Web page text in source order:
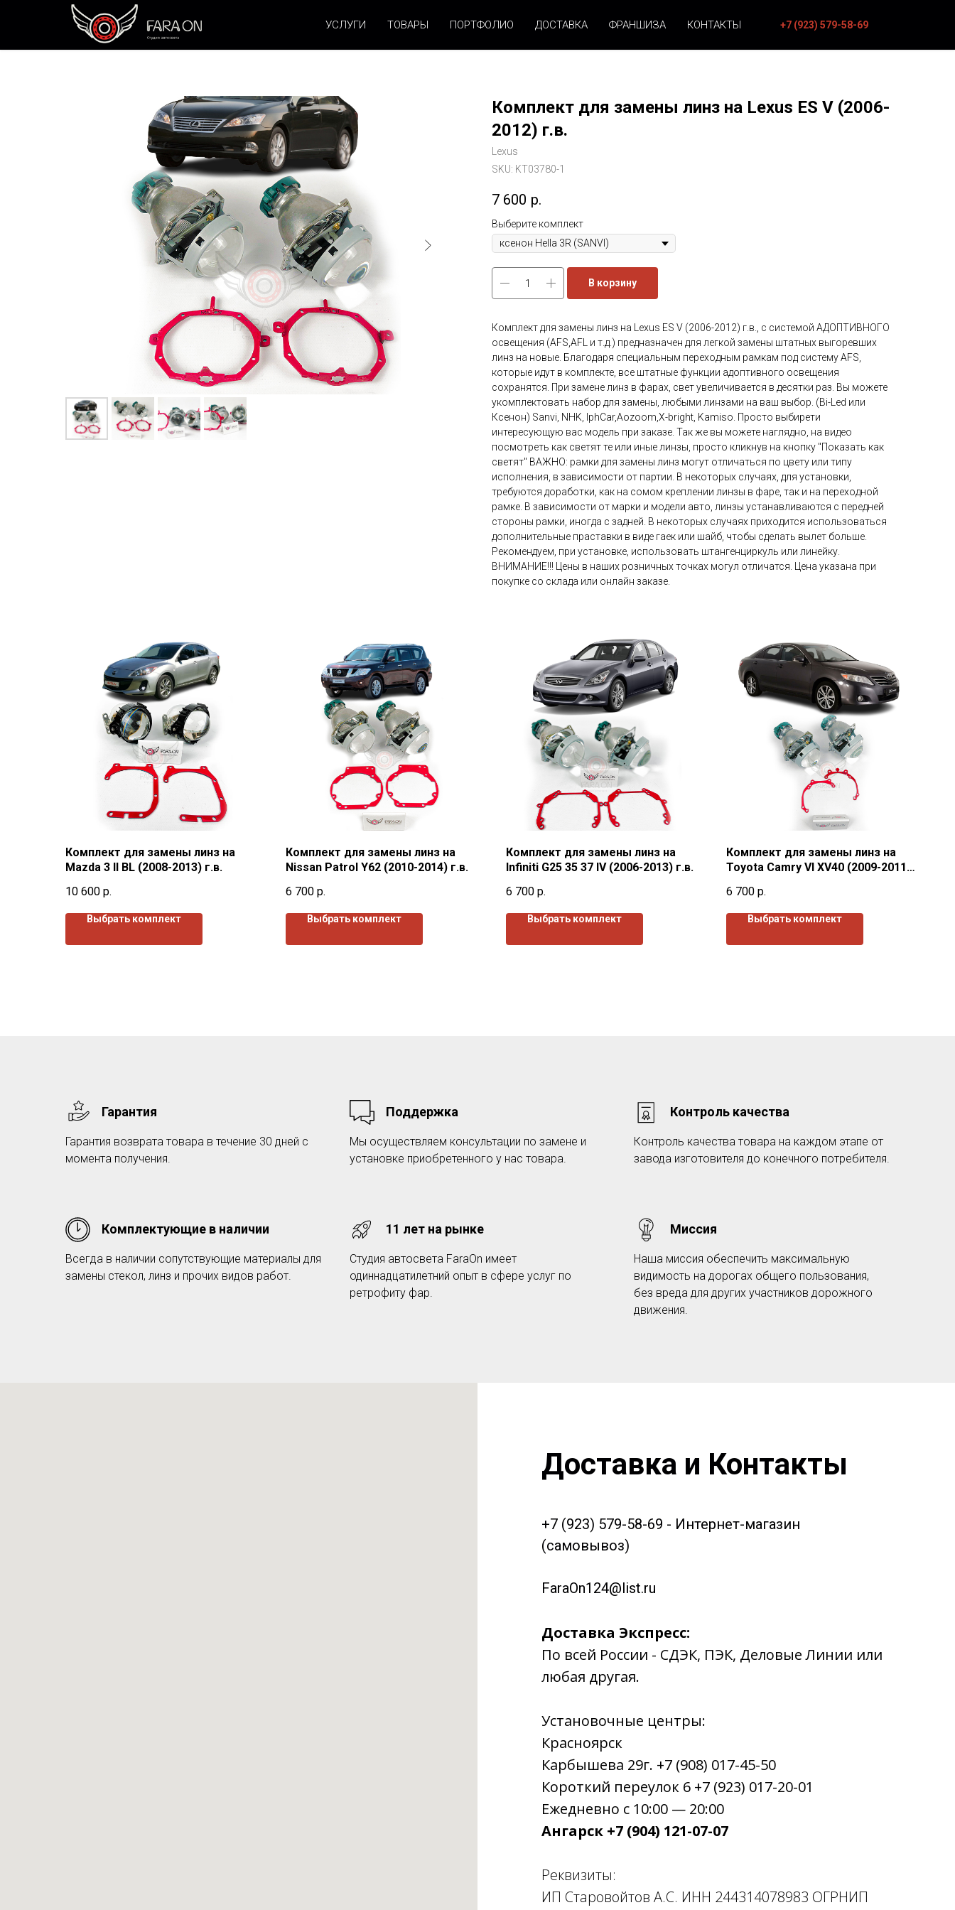
УСЛУГИ ТОВАРЫ ПОРТФОЛИО ДОСТАВКА ФРАНШИЗА КОНТАКТЫ +7 (923) 579-58-69
Комплект для замены линз на Lexus ES V (2006-
2012) г.в.
Lexus
SKU: KT03780-1
7 600 р.
Выберите комплект
В корзину
Комплект для замены линз на Lexus ES V (2006-2012) г.в., с системой АДОПТИВНОГО
освещения (AFS,AFL и т.д.) предназначен для легкой замены штатных выгоревших
линз на новые. Благодаря специальным переходным рамкам под систему AFS,
которые идут в комплекте, все штатные функции адоптивного освещения
сохранятся. При замене линз в фарах, свет увеличивается в десятки раз. Вы можете
укомплектовать набор для замены, любыми линзами на ваш выбор. (Bi-Led или
Ксенон) Sanvi, NHK, IphCar,Aozoom,X-bright, Kamiso. Просто выбирети
интересующую вас модель при заказе. Так же вы можете наглядно, на видео
посмотреть как светят те или иные линзы, просто кликнув на кнопку "Показать как
светят" ВАЖНО: рамки для замены линз могут отличаться по цвету или типу
исполнения, в зависимости от партии. В некоторых случаях, для установки,
требуются доработки, как на сомом креплении линзы в фаре, так и на переходной
рамке. В зависимости от марки и модели авто, линзы устанавливаются с передней
стороны рамки, иногда с задней. В некоторых случаях приходится использоваться
дополнительные праставки в виде гаек или шайб, чтобы сделать вылет больше.
Рекомендуем, при установке, использовать штангенциркуль или линейку.
ВНИМАНИЕ!!! Цены в наших розничных точках могул отличатся. Цена указана при
покупке со склада или онлайн заказе.
Комплект для замены линз на
Mazda 3 II BL (2008-2013) г.в.
10 600 р.
Выбрать комплект
Комплект для замены линз на
Nissan Patrol Y62 (2010-2014) г.в.
6 700 р.
Выбрать комплект
Комплект для замены линз на
Infiniti G25 35 37 IV (2006-2013) г.в.
6 700 р.
Выбрать комплект
Комплект для замены линз на
Toyota Camry VI ХV40 (2009-2011)
6 700 р.
Выбрать комплект
Гарантия
Гарантия возврата товара в течение 30 дней с
момента получения.
Поддержка
Мы осуществляем консультации по замене и
установке приобретенного у нас товара.
Контроль качества
Контроль качества товара на каждом этапе от
завода изготовителя до конечного потребителя.
Комплектующие в наличии
Всегда в наличии сопутствующие материалы для
замены стекол, линз и прочих видов работ.
11 лет на рынке
Студия автосвета FaraOn имеет
одиннадцатилетний опыт в сфере услуг по
ретрофиту фар.
Миссия
Наша миссия обеспечить максимальную
видимость на дорогах общего пользования,
без вреда для других участников дорожного
движения.
Доставка и Контакты
+7 (923) 579-58-69 - Интернет-магазин
(самовывоз)
FaraOn124@list.ru
Доставка Экспресс:
По всей России - СДЭК, ПЭК, Деловые Линии или
любая другая.
Установочные центры:
Красноярск
Карбышева 29г. +7 (908) 017-45-50
Короткий переулок 6 +7 (923) 017-20-01
Ежедневно с 10:00 — 20:00
Ангарск +7 (904) 121-07-07
Реквизиты:
ИП Старовойтов А.С. ИНН 244314078983 ОГРНИП